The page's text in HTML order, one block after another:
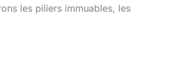
les piliers immuables, les